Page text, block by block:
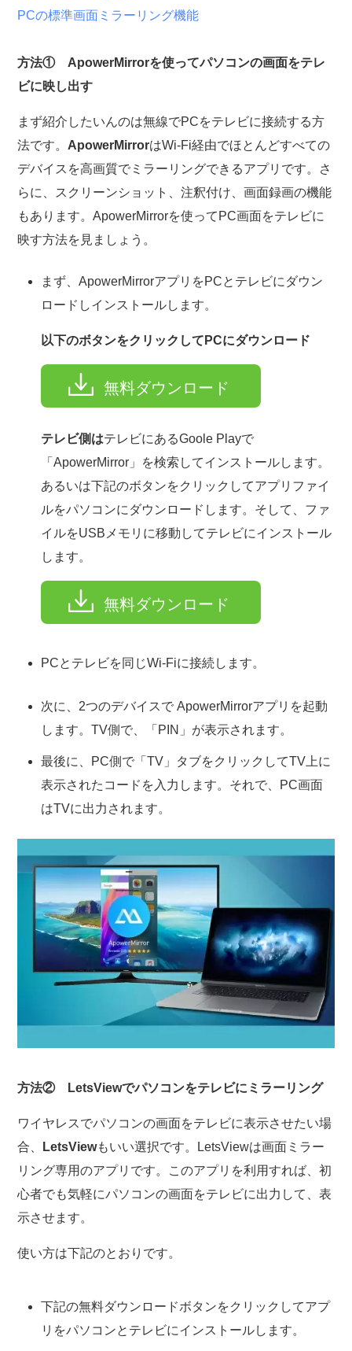
PCの標準画面ミラーリング機能
方法① ApowerMirrorを使ってパソコンの画面をテレ
ビに映し出す
まず紹介したいんのは無線でPCをテレビに接続する方
法です。 ApowerMirrorはWi-Fi経由でほとんどすべての
デバイスを高画質でミラーリングできるアプリです。さ
らに、スクリーンショット、注釈付け、画面録画の機能
もあります。ApowerMirrorを使ってPC画面をテレビに
映す方法を見ましょう。
まず、ApowerMirrorアプリをPCとテレビにダウン
ロードしインストールします。
以下のボタンをクリックしてPCにダウンロード
無料ダウンロード
テレビ側はテレビにあるGoole Playで
「ApowerMirror」を検索してインストールします。
あるいは下記のボタンをクリックしてアプリファイ
ルをパソコンにダウンロードします。そして、ファ
イルをUSBメモリに移動してテレビにインストール
します。
無料ダウンロード
PCとテレビを同じWi-Fiに接続します。
次に、2つのデバイスで ApowerMirrorアプリを起動
します。TV側で、「PIN」が表示されます。
最後に、PC側で「TV」タブをクリックしてTV上に
表示されたコードを入力します。それで、PC画面
はTVに出力されます。
方法② LetsViewでパソコンをテレビにミラーリング
ワイヤレスでパソコンの画面をテレビに表示させたい場
合、
LetsViewもいい選択です。LetsViewは画面ミラー
リング専用のアプリです。このアプリを利用すれば、初
心者でも気軽にパソコンの画面をテレビに出力して、表
示させます。
使い方は下記のとおりです。
下記の無料ダウンロードボタンをクリックしてアプ
リをパソコンとテレビにインストールします。